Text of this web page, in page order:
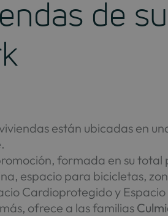
de
están ubicadas en
.
formada en su
espacio para bicicletas,
Cardioprotegido y
ofrece a las familias